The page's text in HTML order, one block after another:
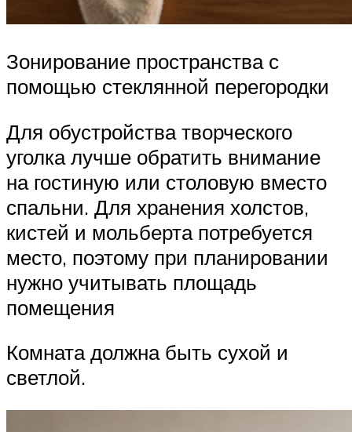
Зонирование пространства с
помощью стеклянной перегородки
Для обустройства творческого
уголка лучше обратить внимание
на гостиную или столовую вместо
спальни. Для хранения холстов,
кистей и мольберта потребуется
место, поэтому при планировании
нужно учитывать площадь
помещения
Комната должна быть сухой и
светлой.